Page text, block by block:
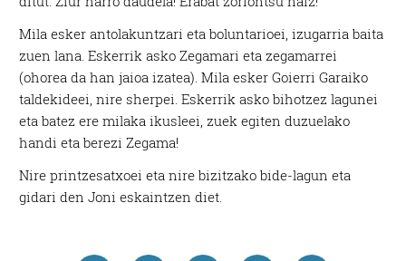
Mila esker antolakuntzari eta boluntarioei, izugarria baita
zuen lana. Eskerrik asko Zegamari eta zegamarrei
(ohorea da han jaioa izatea). Mila esker Goierri Garaiko
taldekideei, nire sherpei. Eskerrik asko bihotzez lagunei
eta batez ere milaka ikusleei, zuek egiten duzuelako
handi eta berezi Zegama!
Nire printzesatxoei eta nire bizitzako bide-lagun eta
gidari den Joni eskaintzen diet.